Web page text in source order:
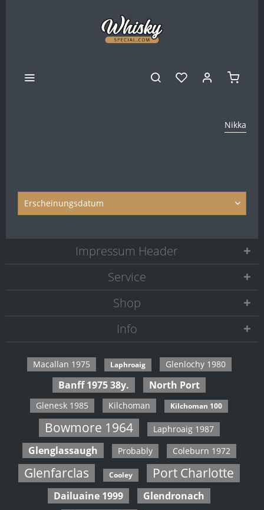
Nikka
Service
Shop
Info
Impressum Header
Macallan 1975 Laphroaig Glenlochy 1980
Banff 1975 38y. North Port
Glenesk 1985 Kilchoman Kilchoman 100
Bowmore 1964 Laphroaig 1987
Glenglassaugh Probably Coleburn 1972
Glenfarclas Cooley Port Charlotte
Dailuaine 1999
Glendronach